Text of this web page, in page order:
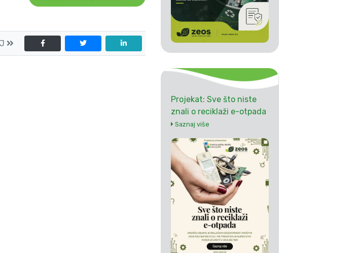
Projekat: Sve što niste
znali o reciklaži e-otpada
Saznaj više